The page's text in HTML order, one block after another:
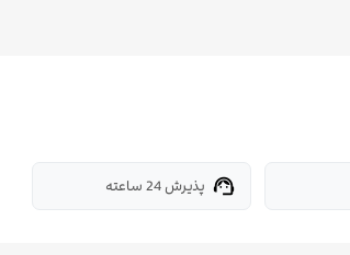
support_agent پذیرش 24 ساعته